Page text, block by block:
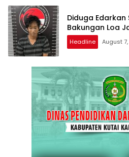
Diduga Edarkan
Bakungan Loa
Headline August